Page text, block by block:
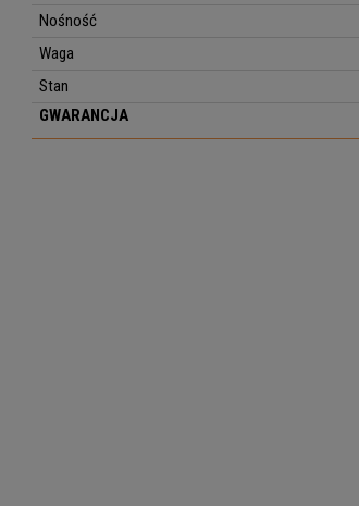
Nośność
Waga
Stan
GWARANCJA